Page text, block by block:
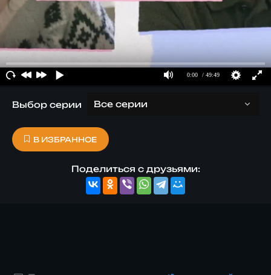
Поделиться с друзьями:
В ИЗБРАННОЕ
Выбор серии